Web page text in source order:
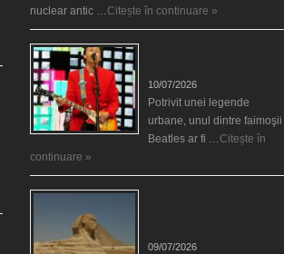
nuclear antic …Citește în continuare »
10/07/2026
Potrivit unei legende
urbane, unul dintre faimoşii
Beatles ar fi …Citește în
continuare »
09/07/2026